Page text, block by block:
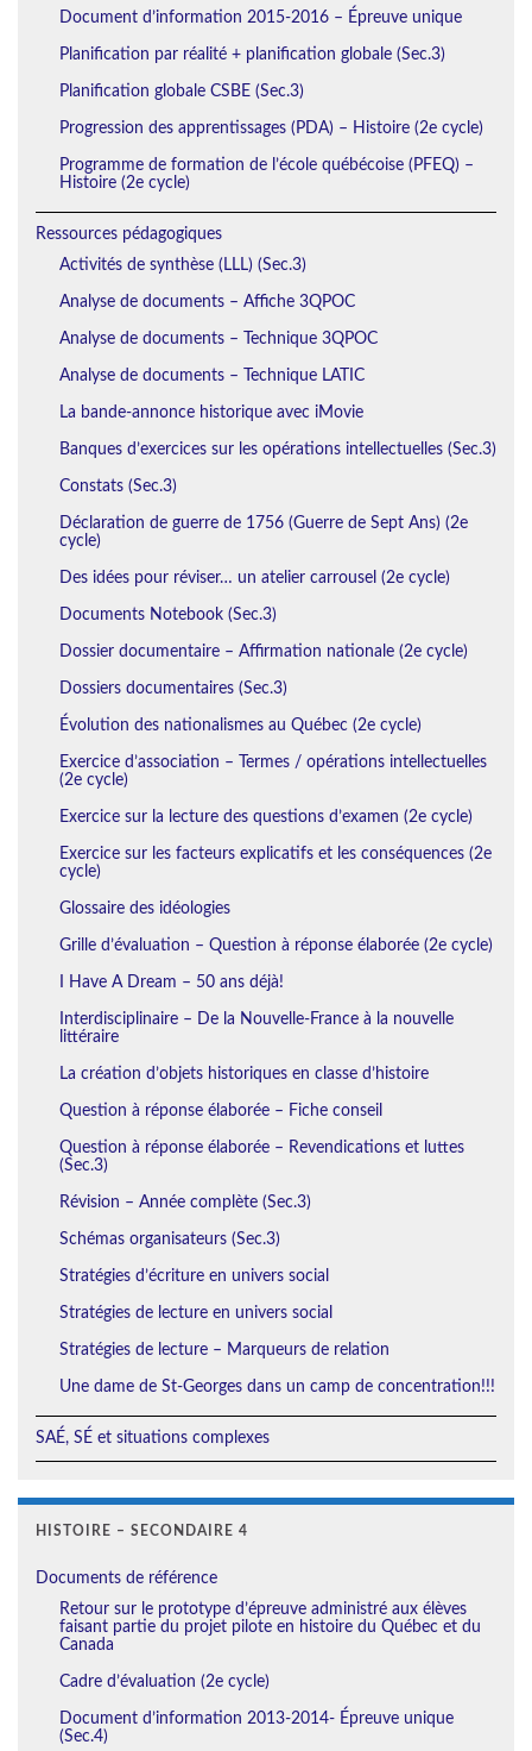
Document d’information 2015-2016 – Épreuve unique
Planification par réalité + planification globale (Sec.3)
Planification globale CSBE (Sec.3)
Progression des apprentissages (PDA) – Histoire (2e cycle)
Programme de formation de l’école québécoise (PFEQ) –
Histoire (2e cycle)
Ressources pédagogiques
Activités de synthèse (LLL) (Sec.3)
Analyse de documents – Affiche 3QPOC
Analyse de documents – Technique 3QPOC
Analyse de documents – Technique LATIC
La bande-annonce historique avec iMovie
Banques d’exercices sur les opérations intellectuelles (Sec.3)
Constats (Sec.3)
Déclaration de guerre de 1756 (Guerre de Sept Ans) (2e
cycle)
Des idées pour réviser… un atelier carrousel (2e cycle)
Documents Notebook (Sec.3)
Dossier documentaire – Affirmation nationale (2e cycle)
Dossiers documentaires (Sec.3)
Évolution des nationalismes au Québec (2e cycle)
Exercice d’association – Termes / opérations intellectuelles
(2e cycle)
Exercice sur la lecture des questions d’examen (2e cycle)
Exercice sur les facteurs explicatifs et les conséquences (2e
cycle)
Glossaire des idéologies
Grille d’évaluation – Question à réponse élaborée (2e cycle)
I Have A Dream – 50 ans déjà!
Interdisciplinaire – De la Nouvelle-France à la nouvelle
littéraire
La création d’objets historiques en classe d’histoire
Question à réponse élaborée – Fiche conseil
Question à réponse élaborée – Revendications et luttes
(Sec.3)
Révision – Année complète (Sec.3)
Schémas organisateurs (Sec.3)
Stratégies d’écriture en univers social
Stratégies de lecture en univers social
Stratégies de lecture – Marqueurs de relation
Une dame de St-Georges dans un camp de concentration!!!
SAÉ, SÉ et situations complexes
HISTOIRE – SECONDAIRE 4
Documents de référence
Retour sur le prototype d’épreuve administré aux élèves
faisant partie du projet pilote en histoire du Québec et du
Canada
Cadre d’évaluation (2e cycle)
Document d’information 2013-2014- Épreuve unique
(Sec.4)